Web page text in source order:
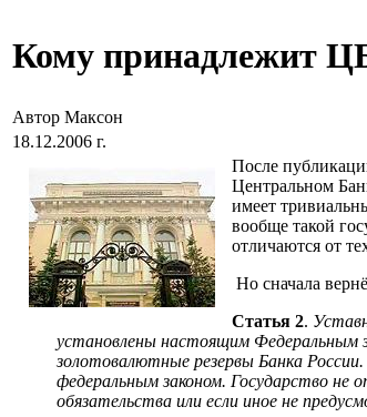
Кому принадлежит
Автор Максон
18.12.2006 г.
После
Центральном
имеет
вообще такой
отличаются от
Но сначала
Статья 2.
установлены настоящим Федеральным
золотовалютные резервы Банка
федеральным законом. Государство не
обязательства или если иное не